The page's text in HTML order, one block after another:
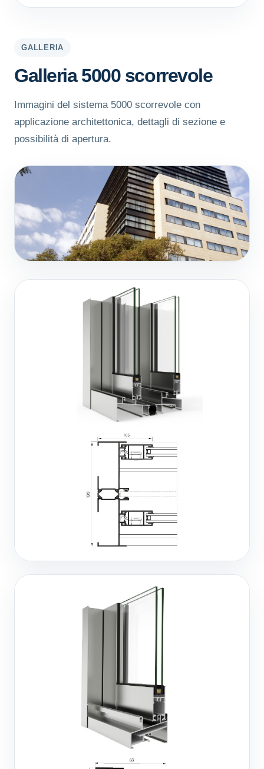
GALLERIA
Galleria 5000 scorrevole
Immagini del sistema 5000 scorrevole con
applicazione architettonica, dettagli di sezione e
possibilità di apertura.